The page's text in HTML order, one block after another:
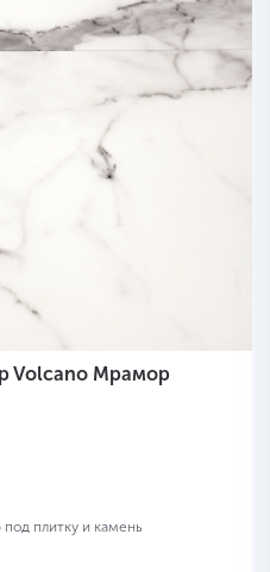
Volcano Мрамор
плитку и камень